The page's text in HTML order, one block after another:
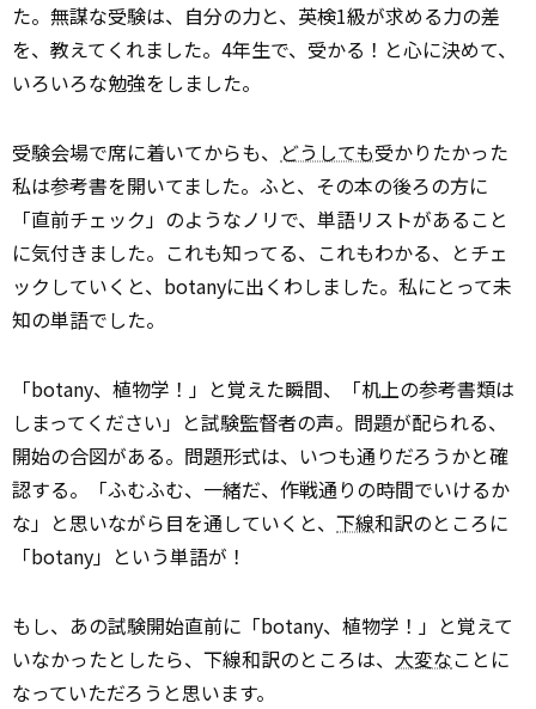
た。無謀な受験は、自分の力と、英検1級が求める力の差
を、教えてくれました。4年生で、受かる！と心に決めて、
いろいろな勉強をしました。
受験会場で席に着いてからも、 どうしても受かりたかった
私は参考書を開いてました。ふと、その本の後ろの方に
「直前チェック」のようなノリで、単語リストがあること
に気付きました。これも知ってる、これもわかる、とチェ
ックしていくと、botanyに出くわしました。私にとって未
知の単語でした。
「botany、植物学！」と覚えた瞬間、「机上の参考書類は
しまってください」と試験監督者の声。問題が配られる、
開始の合図がある。問題形式は、いつも通りだろうかと確
認する。「ふむふむ、一緒だ、作戦通りの時間でいけるか
な」と思いながら目を通していくと、 下線和訳のところに
「botany」という単語が！
もし、あの試験開始直前に「botany、植物学！」と覚えて
いなかったとしたら、下線和訳のところは、 大変なことに
なっていただろうと思います。